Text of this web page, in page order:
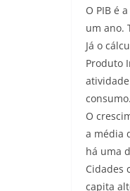
O PIB é
um ano.
Já o
Produto
O
a média
há uma
Cidades
capita